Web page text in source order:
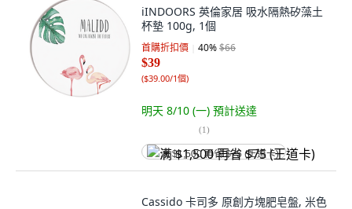
iINDOORS 英倫家居 吸水隔熱矽藻土
杯墊 100g, 1個
首購折扣價 40%$66
$39
($39.00/1個)
明天 8/10 (一) 預計送達
(1)
满 $1,500 再省 $75 (王道卡)
Cassido 卡司多 原創方塊肥皂盤, 米色